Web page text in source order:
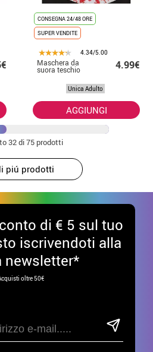
CONSEGNA 24/48 ORE
SUPER VENDITE
4.34/5.00
Maschera da
suora teschio 4.99€
Unica Adulto
AGGIUNGI
32di 75 prodotti
piú prodotti
di € 5 sul tuo
iscrivendoti alla
newsletter*
oltre 50€